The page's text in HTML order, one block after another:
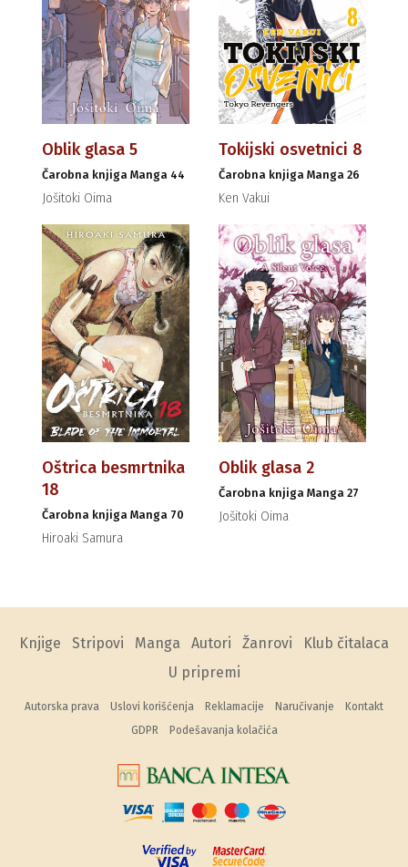
Oblik glasa 5
Čarobna knjiga Manga 44
Jošitoki Oima
Tokijski osvetnici 8
Čarobna knjiga Manga 26
Ken Vakui
Oštrica besmrtnika
18
Čarobna knjiga Manga 70
Hiroaki Samura
Oblik glasa 2
Čarobna knjiga Manga 27
Jošitoki Oima
Knjige Stripovi Manga Autori Žanrovi
Klub čitalaca
U pripremi
Autorska prava Uslovi korišćenja Reklamacije Naručivanje
Kontakt
GDPR
Podešavanja kolačića